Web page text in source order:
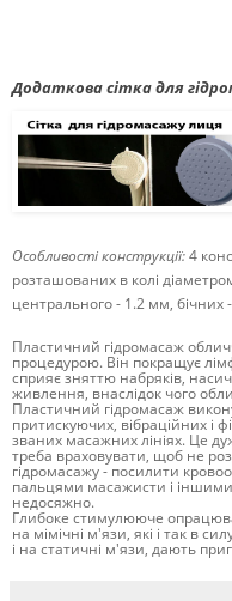
Додаткова сітка для
Особливості конструкції:4
розташованих в колі
центрального - 1.2 мм, бічних
Пластичний гідромасаж
процедурою. Він покращує
сприяє зняттю набряків,
живлення, внаслідок чого
Пластичний гідромасаж
притискуючих, вібраційних і
званих масажних лініях. Це
треба враховувати, щоб не
гідромасажу - посилити
пальцями масажисти і
недосяжно.
Глибоке стимулююче
на мімічні м'язи, які і так в
і на статичні м'язи, дають